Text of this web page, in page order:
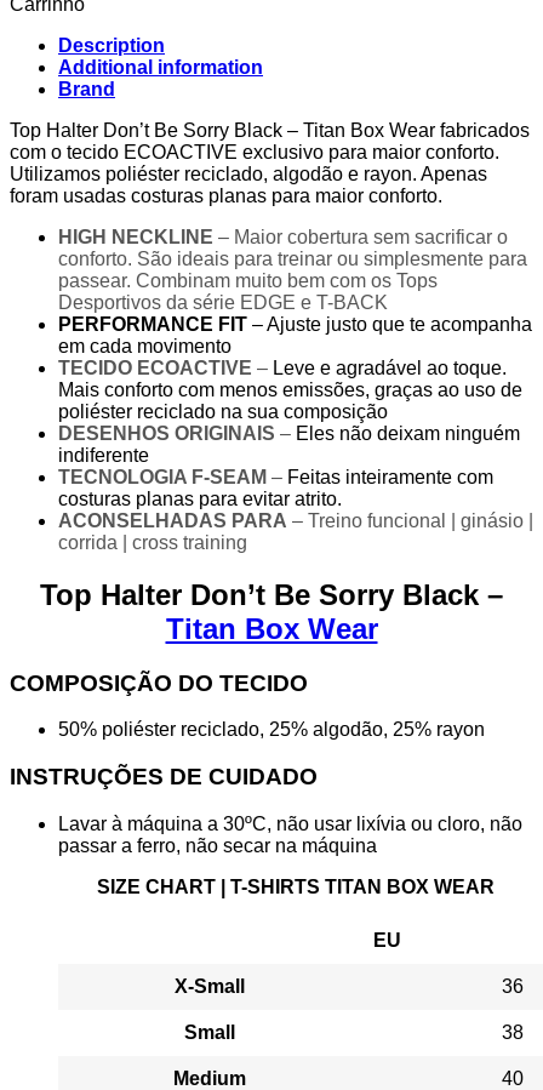
Be
Sorry
Black
–
Titan
Box
Wear
quantity
Carrinho
Description
Additional information
Brand
Top Halter Don’t Be Sorry Black – Titan Box Wear fabricados
com o tecido ECOACTIVE exclusivo para maior conforto.
Utilizamos poliéster reciclado, algodão e rayon. Apenas
foram usadas costuras planas para maior conforto.
HIGH NECKLINE – Maior cobertura sem sacrificar o
conforto. São ideais para treinar ou simplesmente para
passear. Combinam muito bem com os Tops
Desportivos da série EDGE e T-BACK
PERFORMANCE FIT – Ajuste justo que te acompanha
em cada movimento
TECIDO ECOACTIVE – Leve e agradável ao toque.
Mais conforto com menos emissões, graças ao uso de
poliéster reciclado na sua composição
DESENHOS ORIGINAIS – Eles não deixam ninguém
indiferente
TECNOLOGIA F-SEAM – Feitas inteiramente com
costuras planas para evitar atrito.
ACONSELHADAS PARA – Treino funcional | ginásio |
corrida | cross training
Top Halter Don’t Be Sorry Black –
Titan Box Wear
COMPOSIÇÃO DO TECIDO
50% poliéster reciclado, 25% algodão, 25% rayon
INSTRUÇÕES DE CUIDADO
Lavar à máquina a 30ºC, não usar lixívia ou cloro, não
passar a ferro, não secar na máquina
SIZE CHART | T-SHIRTS TITAN BOX WEAR
EU
X-Small 36
Small 38
Medium 40